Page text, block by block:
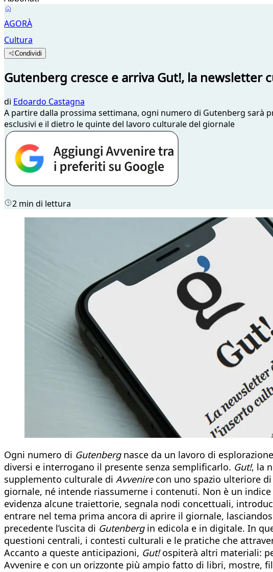
AGORÀ
Cultura
Condividi
Gutenberg cresce e arriva Gut!, la newsletter
di Edoardo Castagna
A partire dalla prossima settimana, ogni numero di Gutenberg sarà
esclusivi e il dietro le quinte del lavoro culturale del giornale
2 min di lettura
Ogni numero di Gutenberg nasce da un lavoro di
diversi e interrogano il presente senza semplificarlo. Gut!, la
supplemento culturale di Avvenirecon uno spazio ulteriore
giornale, né intende riassumerne i contenuti. Non è un
evidenza alcune traiettorie, segnala nodi concettuali,
entrare nel tema prima ancora di aprire il giornale,
precedente l’uscita di Gutenberg in edicola e in digitale. In
questioni centrali, i contesti culturali e le pratiche che
Accanto a queste anticipazioni, Gut!ospiterà altri materiali:
Avvenire e con un orizzonte più ampio fatto di libri, mostre,